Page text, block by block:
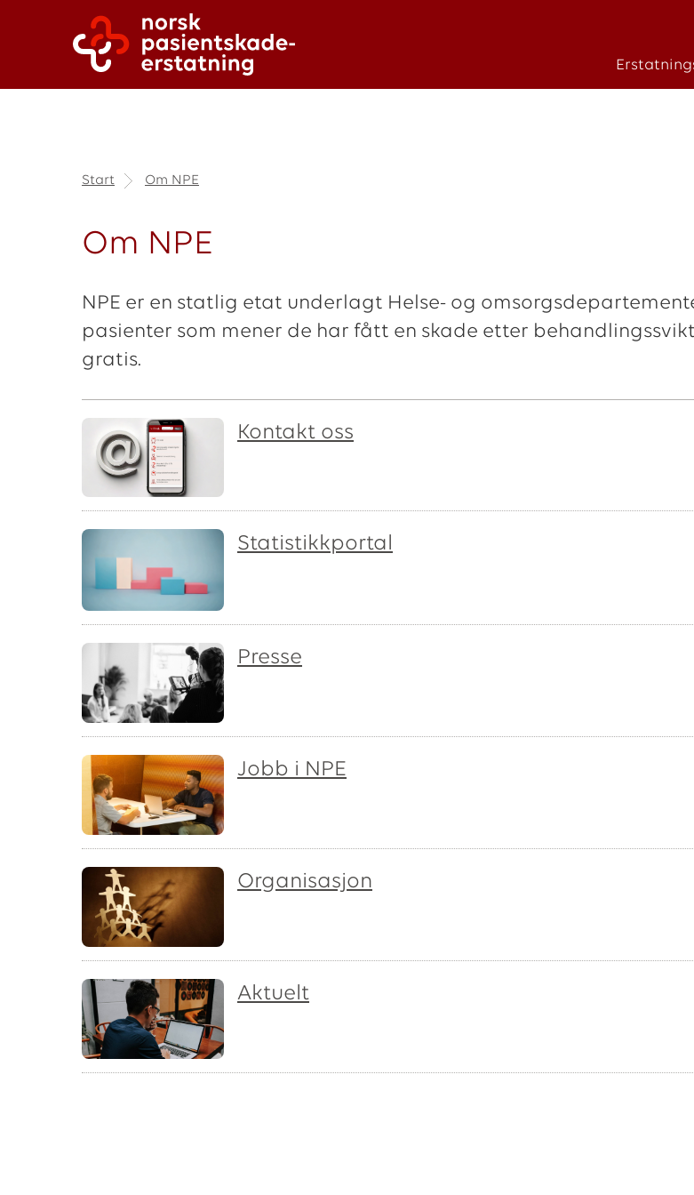
Start Om NPE
Om NPE
NPE er en statlig etat underlagt Helse- og
pasienter som mener de har fått en skade etter
gratis.
Kontakt oss
Statistikkportal
Presse
Jobb i NPE
Organisasjon
Aktuelt